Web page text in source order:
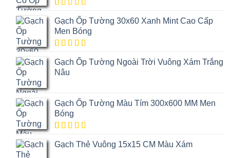
trên
5 dựa trên
đánh giá
Gạch Ốp Tường 30x60 Xanh Mint Cao Cấp
Men Bóng
trên
5 dựa trên
đánh giá
Gạch Ốp Tường Ngoài Trời Vuông Xám Trắng
Nâu
Gạch Ốp Tường Màu Tím 300x600 MM Men
Bóng
5 dựa trên
Gạch Thẻ Vuông 15x15 CM Màu Xám